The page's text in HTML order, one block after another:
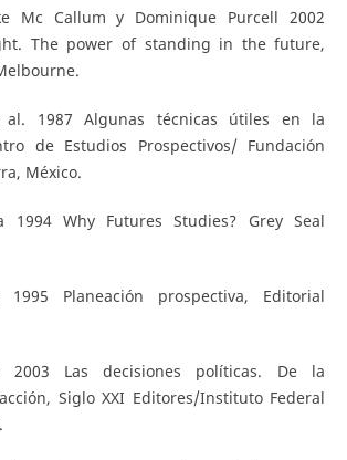
Mc Callum y Dominique Purcell 2002
The power of standing in the future,
1987 Algunas técnicas útiles en la
de Estudios Prospectivos/ Fundación
México.
1994 Why Futures Studies? Grey Seal
1995 Planeación prospectiva, Editorial
2003 Las decisiones políticas. De la
Siglo XXI Editores/Instituto Federal